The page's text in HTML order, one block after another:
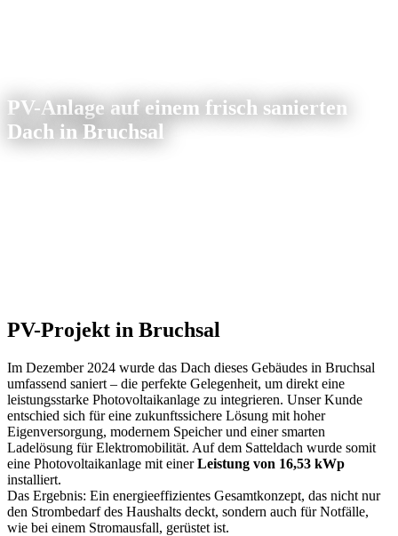
PV-Anlage auf einem frisch sanierten
Dach in Bruchsal
PV-Projekt in Bruchsal
Im Dezember 2024 wurde das Dach dieses Gebäudes in Bruchsal
umfassend saniert – die perfekte Gelegenheit, um direkt eine
leistungsstarke Photovoltaikanlage zu integrieren. Unser Kunde
entschied sich für eine zukunftssichere Lösung mit hoher
Eigenversorgung, modernem Speicher und einer smarten
Ladelösung für Elektromobilität. Auf dem Satteldach wurde somit
eine Photovoltaikanlage mit einerLeistung von 16,53 kWp
installiert.
Das Ergebnis: Ein energieeffizientes Gesamtkonzept, das nicht nur
den Strombedarf des Haushalts deckt, sondern auch für Notfälle,
wie bei einem Stromausfall, gerüstet ist.